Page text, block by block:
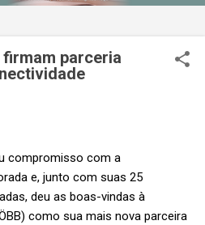
anualmente. Cada mala
médio de US$ 260. Com um
US$ 8 por passageiro, uma mala
inteiro. O núme...
firmam parceria
compromisso com a
e, junto com suas 25
deu as boas-vindas à
como sua mais nova parceira